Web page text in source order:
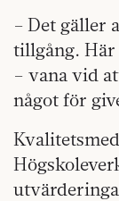
– Det gäller
tillgång.
– vana vid
något för